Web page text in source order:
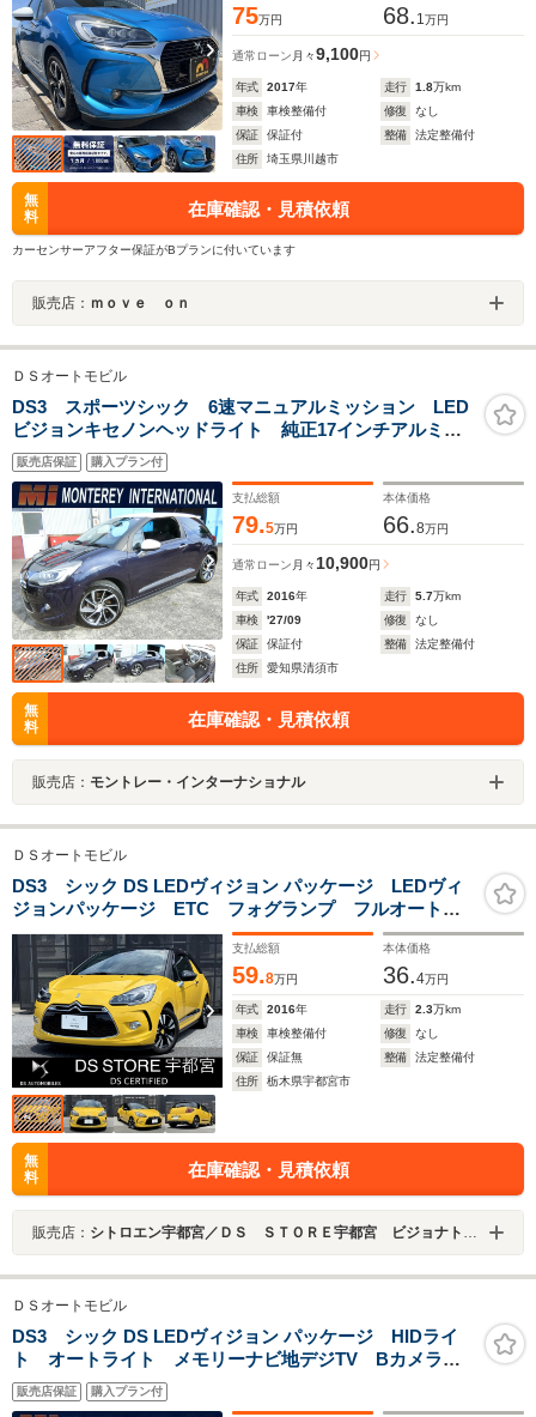
75万円 68. 1 万円
通常ローン 月々9,100円
年式 2017年 走行 1.8万km
車検
車検整備付 修復
なし
保証
保証付 整備
法定整備付
住所
埼玉県川越市
無
料
在庫確認・見積依頼
カーセンサーアフター保証がBプランに付いています
販売店： ｍｏｖｅ ｏｎ
ＤＳオートモビル
DS3 スポーツシック 6速マニュアルミッション LED
ビジョンキセノンヘッドライト 純正17インチアルミ
アクティブシテイブレーキ クルーズコントロール
ETC オートライト 取説 保証書 Sキー
販売店保証 購入プラン付
支払総額
79.5万円
本体価格
66.8万円
通常ローン 月々10,900円
年式 2016年 走行 5.7万km
車検
'27/09 修復
なし
保証
保証付 整備
法定整備付
住所
愛知県清須市
無
料
在庫確認・見積依頼
販売店： モントレー・インターナショナル
ＤＳオートモビル
DS3 シック DS LEDヴィジョン パッケージ LEDヴィ
ジョンパッケージ ETC フォグランプ フルオートエ
アコン 革ステアリング
支払総額
59.8万円
本体価格
36.4万円
年式 2016年 走行 2.3万km
車検
車検整備付 修復
なし
保証
保証無 整備
法定整備付
住所
栃木県宇都宮市
無
料
在庫確認・見積依頼
販売店： シトロエン宇都宮／ＤＳ ＳＴＯＲＥ宇都宮 ビジョナトレーディング（株） ビジョナグループ
ＤＳオートモビル
DS3 シック DS LEDヴィジョン パッケージ HIDライ
ト オートライト メモリーナビ地デジTV Bカメラ
16AW ブルールーフ ドラレコ ETC アクティブシテ
イブレーキ 取説 保証書 記録簿 Sキー
販売店保証 購入プラン付